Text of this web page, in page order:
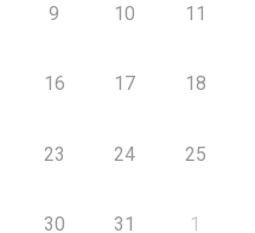
9 10 11
16 17 18
23 24 25
30 31 1